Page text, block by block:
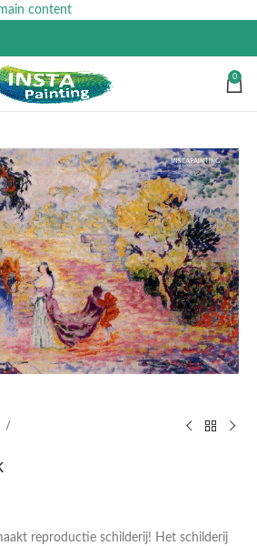
content
0
reproductie schilderij! Het schilderij